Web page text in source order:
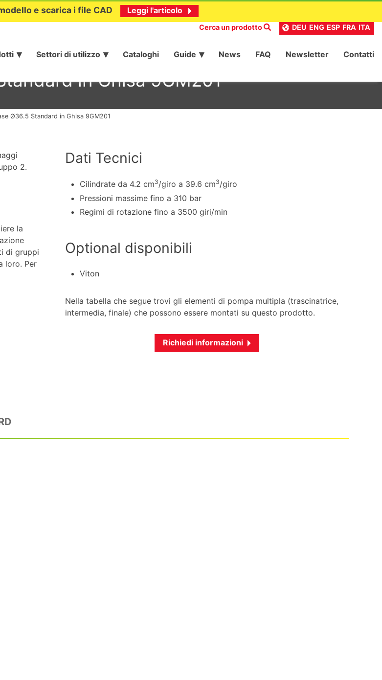
e scarica i file CAD Leggi l'articolo
Cerca un prodotto DEU ENG ESP FRA ITA
Settori di utilizzo Cataloghi Guide News FAQ Newsletter Contatti
in Ghisa 9GM201
Ø36.5 Standard in Ghisa 9GM201
2.
la
di gruppi
loro. Per
Dati Tecnici
Cilindrate da 4.2 cm3/giro a 39.6 cm3/giro
Pressioni massime fino a 310 bar
Regimi di rotazione fino a 3500 giri/min
Optional disponibili
Viton
Nella tabella che segue trovi gli elementi di pompa multipla (trascinatrice,
intermedia, finale) che possono essere montati su questo prodotto.
Richiedi informazioni